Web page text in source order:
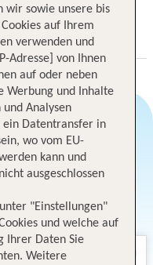
7 TUI Service
wir sowie unsere bis
auf Ihrem
verwenden und
Adresse] von Ihnen
auf oder neben
Werbung und Inhalte
und Analysen
ein Datentransfer in
wo vom EU-
kann und
ausgeschlossen
"Einstellungen"
und welche auf
Ihrer Daten Sie
Weitere